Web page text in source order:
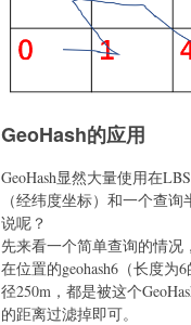
GeoHash的应用
GeoHash显然大量使用在
（经纬度坐标）和一个查
说呢？
先来看一个简单查询的情况
在位置的geohash6（长度为
径250m，都是被这个
的距离过滤掉即可。